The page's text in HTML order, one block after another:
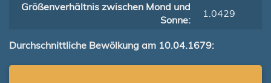
Größenverhältnis zwischen Mond und
Sonne:
1.0429
Durchschnittliche Bewölkung am 10.04.1679: